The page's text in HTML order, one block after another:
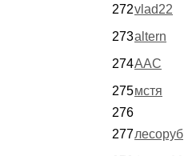
272vlad22
273altern
274ААС
275мстя
276
277лесоруб